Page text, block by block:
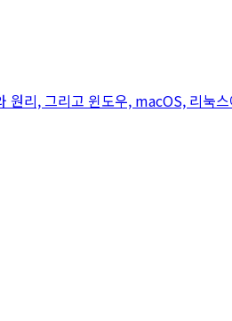
리, 그리고 윈도우, macOS, 리눅